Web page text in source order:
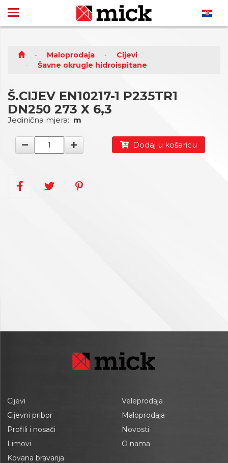
Maloprodaja
Cijevi
Šavne okrugle hidroispitane
Š.CIJEV EN10217-1 P235TR1
DN250 273 X 6,3
Jedinična mjera: m
Dodaj u košaricu
Cijevi
Cijevni pribor
Profili i nosači
Limovi
Kovana bravarija
Veleprodaja
Maloprodaja
Novosti
O nama